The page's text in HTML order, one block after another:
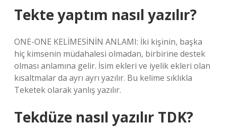
Tekte yaptım nasıl yazılır?
ONE-ONE KELİMESİNİN ANLAMI: İki kişinin, başka
hiç kimsenin müdahalesi olmadan, birbirine destek
olması anlamına gelir. İsim ekleri ve iyelik ekleri olan
kısaltmalar da ayrı ayrı yazılır. Bu kelime sıklıkla
Teketek olarak yanlış yazılır.
Tekdüze nasıl yazılır TDK?